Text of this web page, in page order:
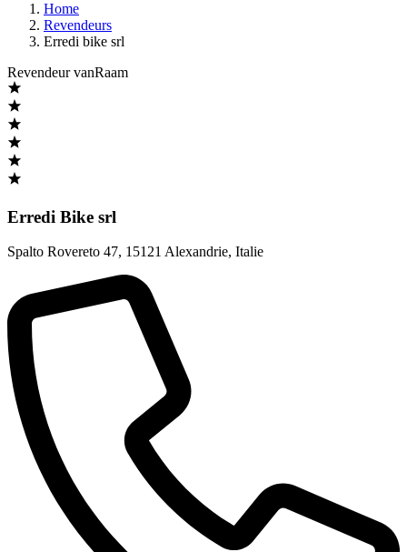
Home
Revendeurs
Erredi bike srl
Revendeur vanRaam
Erredi Bike srl
Spalto Rovereto 47, 15121 Alexandrie, Italie